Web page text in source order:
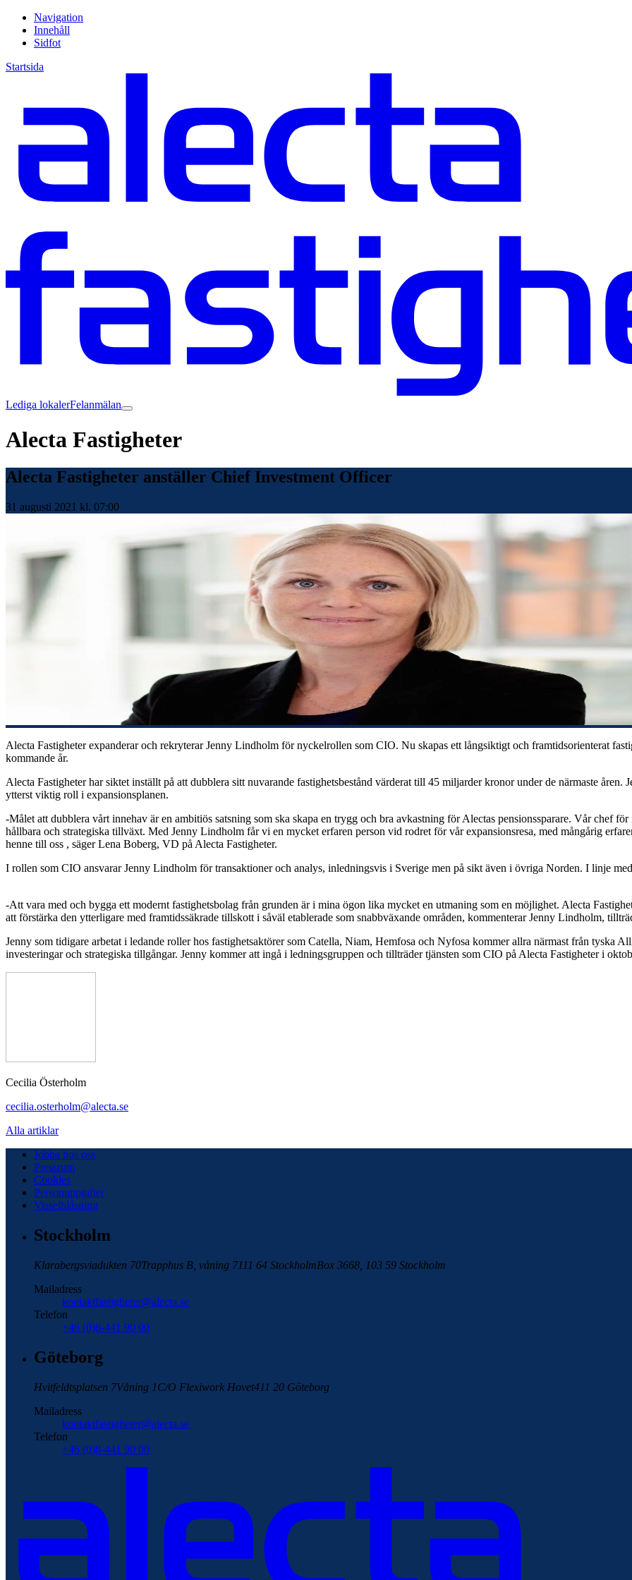
Navigation
Innehåll
Sidfot
Startsida
Lediga lokalerFelanmälan
Alecta Fastigheter
Alecta Fastigheter anställer Chief Investment Officer
31 augusti 2021 kl. 07:00
Alecta Fastigheter expanderar och rekryterar Jenny Lindholm för nyckelrollen som CIO. Nu skapas ett långsiktigt och framtidsorienterat
kommande år.
Alecta Fastigheter har siktet inställt på att dubblera sitt nuvarande fastighetsbestånd värderat till 45 miljarder kronor under de närmaste
ytterst viktig roll i expansionsplanen.
-Målet att dubblera vårt innehav är en ambitiös satsning som ska skapa en trygg och bra avkastning för Alectas pensionssparare. Vår chef
hållbara och strategiska tillväxt. Med Jenny Lindholm får vi en mycket erfaren person vid rodret för vår expansionsresa, med mångårig
henne till oss , säger Lena Boberg, VD på Alecta Fastigheter.
I rollen som CIO ansvarar Jenny Lindholm för transaktioner och analys, inledningsvis i Sverige men på sikt även i övriga Norden. I linje
-Att vara med och bygga ett modernt fastighetsbolag från grunden är i mina ögon lika mycket en utmaning som en möjlighet. Alecta
att förstärka den ytterligare med framtidssäkrade tillskott i såväl etablerade som snabbväxande områden, kommenterar Jenny Lindholm,
Jenny som tidigare arbetat i ledande roller hos fastighetsaktörer som Catella, Niam, Hemfosa och Nyfosa kommer allra närmast från tyska
investeringar och strategiska tillgångar. Jenny kommer att ingå i ledningsgruppen och tillträder tjänsten som CIO på Alecta Fastigheter i
Cecilia Österholm
cecilia.osterholm@alecta.se
Alla artiklar
Jobba hos oss
Pressrum
Cookies
Personuppgifter
Visselblåsning
Stockholm
Klarabergsviadukten 70Trapphus B, våning 7111 64 StockholmBox 3668, 103 59 Stockholm
Mailadress
kontaktfastigheter@alecta.se
Telefon
+46 (0)8-441 90 00
Göteborg
Hvitfeldtsplatsen 7Våning 1C/O Flexiwork Hovet411 20 Göteborg
Mailadress
kontaktfastigheter@alecta.se
Telefon
+46 (0)8-441 90 00